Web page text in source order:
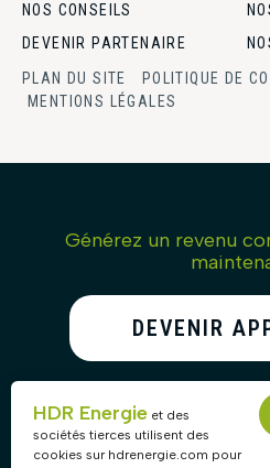
NOS CONSEILS
DEVENIR PARTENAIRE
PLAN DU SITE
POLITIQUE DE
MENTIONS LÉGALES
Générez un revenu
DEVENIR
Recommandez nos
gagnez des
HDR Energie et des
sociétés tierces utilisent des
cookies sur hdrenergie.com pour